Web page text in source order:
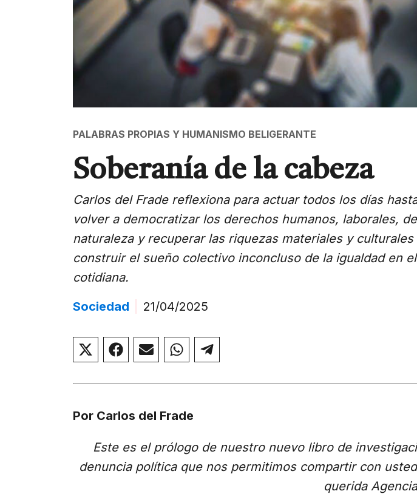
PALABRAS PROPIAS Y HUMANISMO BELIGERANTE
Soberanía de la cabeza
Carlos del Frade reflexiona para actuar todos los días
volver a democratizar los derechos humanos, laborales,
naturaleza y recuperar las riquezas materiales y
construir el sueño colectivo inconcluso de la igualdad en
cotidiana.
Sociedad
21/04/2025
Compartir
en
(Twitter)
Compartir
en
Compartir
en
Compartir
en
Compartir
en
Por Carlos del Frade
Este es el prólogo de nuestro nuevo libro de
denuncia política que nos permitimos compartir con
querida